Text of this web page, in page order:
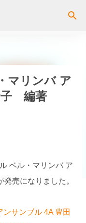
ンツに移動
マリンバ ア
子 編著
ベル・マリンバ ア
売になりました。
サンブル 4A 豊田